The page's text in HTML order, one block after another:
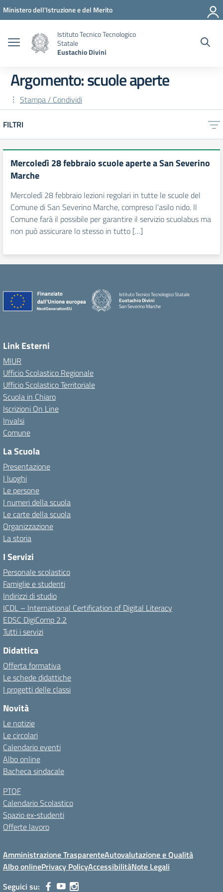
Vai ai contenuti
Vai al menu di navigazione
Vai al footer
Ministero dell'Istruzione e del Merito
Istituto Tecnico Tecnologico
Statale
Eustachio Divini
Argomento: scuole aperte
Stampa / Condividi
FILTRI
Mercoledì 28 febbraio scuole aperte a San Severino
Marche
Mercoledì 28 febbraio lezioni regolari in tutte le scuole del
Comune di San Severino Marche, compreso l’asilo nido. Il
Comune farà il possibile per garantire il servizio scuolabus ma
non può assicurare lo stesso in tutto […]
Istituto Tecnico Tecnologico Statale
Eustachio Divini
San Severino Marche
Link Esterni
MIUR
Ufficio Scolastico Regionale
Ufficio Scolastico Territoriale
Scuola in Chiaro
Iscrizioni On Line
Invalsi
Comune
La Scuola
Presentazione
I luoghi
Le persone
I numeri della scuola
Le carte della scuola
Organizzazione
La storia
I Servizi
Personale scolastico
Famiglie e studenti
Indirizzi di studio
ICDL – International Certification of Digital Literacy
EDSC DigiComp 2.2
Tutti i servizi
Didattica
Offerta formativa
Le schede didattiche
I progetti delle classi
Novità
Le notizie
Le circolari
Calendario eventi
Albo online
Bacheca sindacale
PTOF
Calendario Scolastico
Spazio ex-studenti
Offerte lavoro
Amministrazione TrasparenteAutovalutazione e Qualità
Albo onlinePrivacy PolicyAccessibilitàNote Legali
Seguici su: